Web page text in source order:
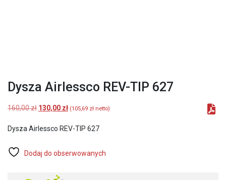
Dysza Airlessco REV-TIP 627
160,00zł Pierwotna
wynosiła:
130,00 złAktualna
wynosi:
(105,69 zł netto)
Dysza Airlessco REV-TIP 627
Dodaj do obserwowanych